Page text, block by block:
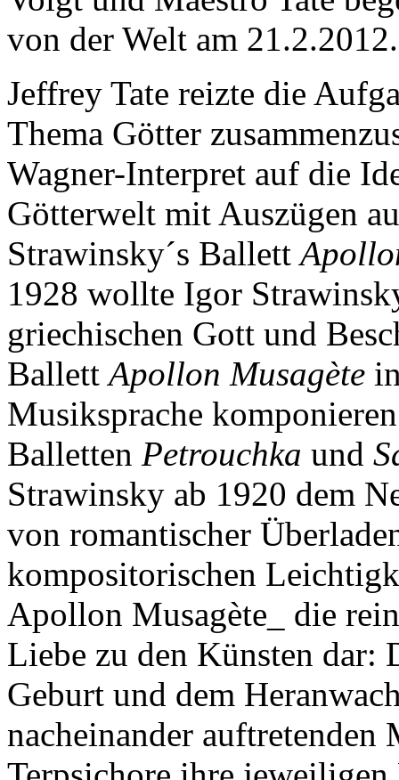
von der Welt am 21.2.2012.
Jeffrey Tate reizte die
Thema Götter
Wagner-Interpret auf die
Götterwelt mit Auszügen
Strawinsky´s Ballett
1928 wollte Igor
griechischen Gott und
BallettApollon Musagète
Musiksprache
Balletten Petrouchka und
Strawinsky ab 1920 dem
von romantischer
kompositorischen
Apollon Musagète_ die
Liebe zu den Künsten dar:
Geburt und dem
nacheinander